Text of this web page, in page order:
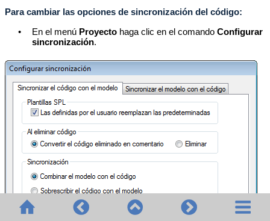
Para cambiar las opciones de sincronización del código:
•
En el menú Proyecto haga clic en el comandoConfigurar
sincronización.